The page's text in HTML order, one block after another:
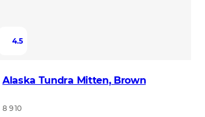
4.5
Alaska Tundra Mitten, Brown
8 9 10